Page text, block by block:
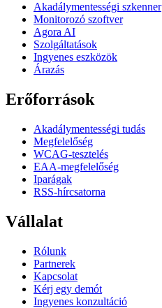
Akadálymentességi szkenner
Monitorozó szoftver
Agora AI
Szolgáltatások
Ingyenes eszközök
Árazás
Erőforrások
Akadálymentességi tudás
Megfelelőség
WCAG-tesztelés
EAA-megfelelőség
Iparágak
RSS-hírcsatorna
Vállalat
Rólunk
Partnerek
Kapcsolat
Kérj egy demót
Ingyenes konzultáció